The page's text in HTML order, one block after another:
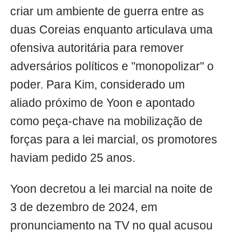
criar um ambiente de guerra entre as
duas Coreias enquanto articulava uma
ofensiva autoritária para remover
adversários políticos e "monopolizar" o
poder. Para Kim, considerado um
aliado próximo de Yoon e apontado
como peça-chave na mobilização de
forças para a lei marcial, os promotores
haviam pedido 25 anos.
Yoon decretou a lei marcial na noite de
3 de dezembro de 2024, em
pronunciamento na TV no qual acusou